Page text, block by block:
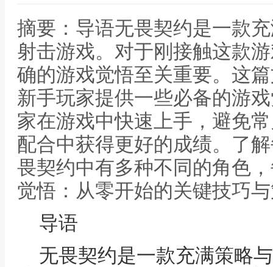
摘要：导语无畏契约是一款
射击游戏。对于刚接触这款
确的游戏觉悟至关重要。这
新手玩家提供一些必备的游
家在游戏中快速上手，避免
配合中获得更好的成绩。了
畏契约中有多种不同的角色
觉悟：从零开始的关键技巧
导语
无畏契约是一款充满策略